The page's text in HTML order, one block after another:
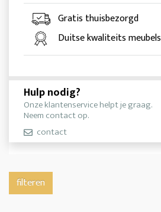
Gratis thuisbezorgd
Duitse kwaliteits meubels
Hulp nodig?
Onze klantenservice helpt je graag.
Neem contact op.
contact
filteren